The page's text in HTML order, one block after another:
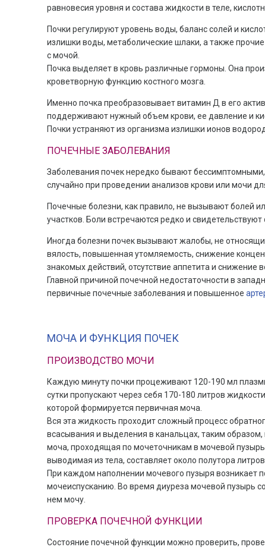
равновесия уровня и состава жидкости в теле,
Почки регулируют уровень воды, баланс солей и
излишки воды, метаболические шлаки, а также
с мочой.
Почка выделяет в кровь различные гормоны. Она
кроветворную функцию костного мозга.
Именно почка преобразовывает витамин Д в его
поддерживают нужный объем крови, ее давление и
Почки устраняют из организма излишки ионов
ПОЧЕЧНЫЕ ЗАБОЛЕВАНИЯ
Заболевания почек нередко бывают
случайно при проведении анализов крови или мочи
Почечные болезни, как правило, не вызывают болей
участков. Боли встречаются редко и
Иногда болезни почек вызывают жалобы, не
вялость, повышенная утомляемость, снижение
знакомых действий, отсутствие аппетита и снижение
Главной причиной почечной недостаточности в
первичные почечные заболевания и повышенное
МОЧА И ФУНКЦИЯ ПОЧЕК
ПРОИЗВОДСТВО МОЧИ
Каждую минуту почки процеживают 120-190 мл
сутки пропускают через себя 170-180 литров
которой формируется первичная моча.
Вся эта жидкость проходит сложный процесс
всасывания и выделения в канальцах, таким образом,
моча, проходящая по мочеточникам в мочевой
выводимая из тела, составляет около полутора литров
При каждом наполнении мочевого пузыря возникает
мочеиспусканию. Во время диуреза мочевой пузырь
нем мочу.
ПРОВЕРКА ПОЧЕЧНОЙ ФУНКЦИИ
Состояние почечной функции можно проверить,